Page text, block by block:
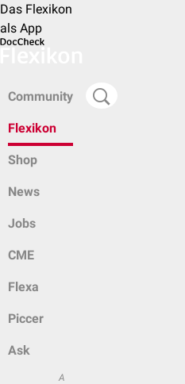
Das Flexikon
als App
Community
Flexikon
Shop
News
Jobs
CME
Flexa
Piccer
Ask
A